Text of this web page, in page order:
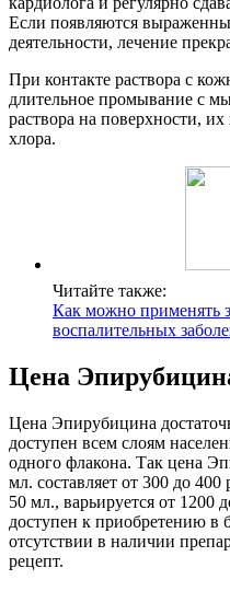
Если появляются
деятельности, лечение
При контакте раствора с
длительное промывание с
раствора на поверхности,
хлора.
Читайте также:
Как можно применять
воспалительных
Цена
Цена Эпирубицина
доступен всем слоям
одного флакона. Так цена
мл. составляет от 300 до
50 мл., варьируется от 1200
доступен к приобретению в
отсутствии в наличии
рецепт.